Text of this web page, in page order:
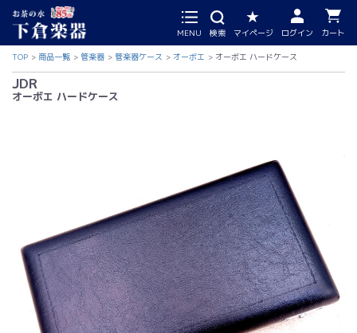
MENU 検索 マイページ ログイン カート
TOP 商品一覧 管楽器 管楽器ケース オーボエ オーボエ ハードケース
JDR
オーボエ ハードケース